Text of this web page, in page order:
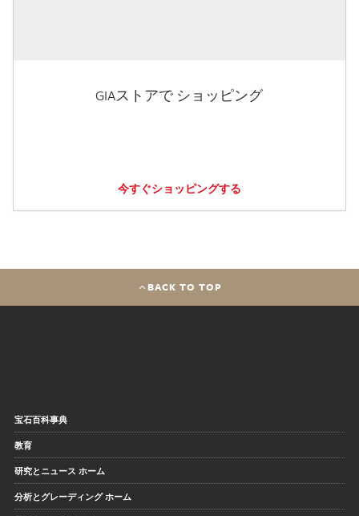
GIAストアで ショッピング
今すぐショッピングする
BACK TO TOP
宝石百科事典
教育
研究とニュース ホーム
分析とグレーディング ホーム